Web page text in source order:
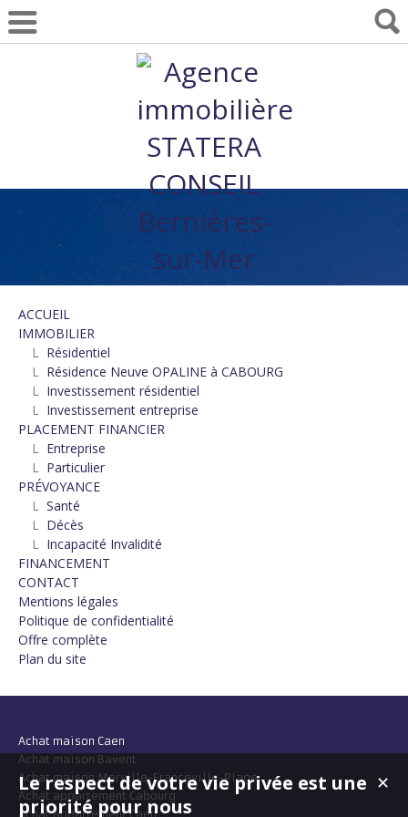
ACCUEIL
IMMOBILIER
L Résidentiel
L Résidence Neuve OPALINE à CABOURG
L Investissement résidentiel
L Investissement entreprise
PLACEMENT FINANCIER
L Entreprise
L Particulier
PRÉVOYANCE
L Santé
L Décès
L Incapacité Invalidité
FINANCEMENT
CONTACT
Mentions légales
Politique de confidentialité
Offre complète
Plan du site
Achat maison Caen
Achat maison Bavent
Achat maison Merville-Franceville-Plage
Achat appartement Cabourg
Achat appartement Caen
✕
Le respect de votre vie privée est une
priorité pour nous